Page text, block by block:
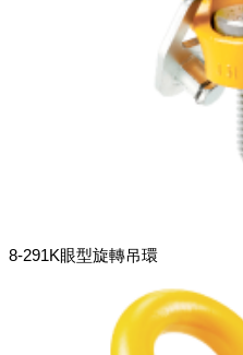
8-291K眼型旋轉吊環